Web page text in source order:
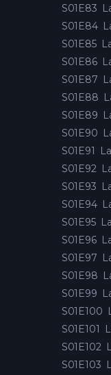
S01E83
S01E84
S01E85
S01E86
S01E87
S01E88
S01E89
S01E90
S01E91
S01E92
S01E93
S01E94
S01E95
S01E96
S01E97
S01E98
S01E99
S01E100
S01E101
S01E102
S01E103